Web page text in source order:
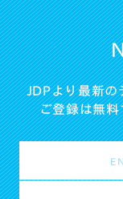
JDPより最新
ご登録は無